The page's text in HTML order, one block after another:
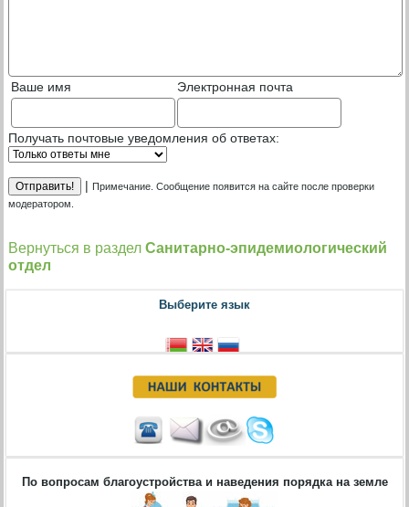
Ваше имя Электронная почта
Получать почтовые уведомления об ответах:
|Примечание. Сообщение появится на сайте после проверки
модератором.
Вернуться в разделСанитарно-эпидемиологический
отдел
Выберите язык
По вопросам благоустройства и наведения порядка на земле